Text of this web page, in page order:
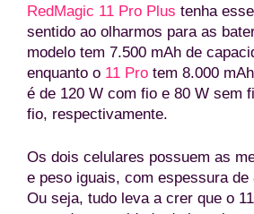
RedMagic 11 Pro Plus tenha
sentido ao olharmos para as
modelo tem 7.500 mAh de
enquanto o 11 Pro tem 8.000
é de 120 W com fio e 80 W sem
fio, respectivamente.
Os dois celulares possuem as
e peso iguais, com espessura de
Ou seja, tudo leva a crer que o